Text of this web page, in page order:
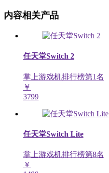
内容相关产品
任天堂Switch 2
掌上游戏机排行榜第1名
￥
3799
任天堂Switch Lite
掌上游戏机排行榜第8名
￥